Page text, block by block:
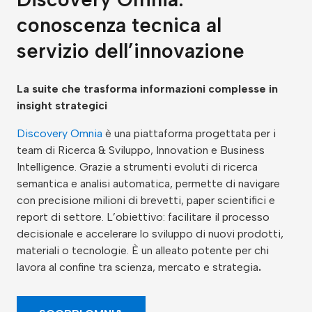
conoscenza tecnica al
servizio dell’innovazione
La suite che trasforma informazioni complesse in
insight strategici
Discovery Omnia è una piattaforma progettata per i
team di Ricerca & Sviluppo, Innovation e Business
Intelligence. Grazie a strumenti evoluti di ricerca
semantica e analisi automatica, permette di navigare
con precisione milioni di brevetti, paper scientifici e
report di settore. L’obiettivo: facilitare il processo
decisionale e accelerare lo sviluppo di nuovi prodotti,
materiali o tecnologie. È un alleato potente per chi
lavora al confine tra scienza, mercato e strategia.